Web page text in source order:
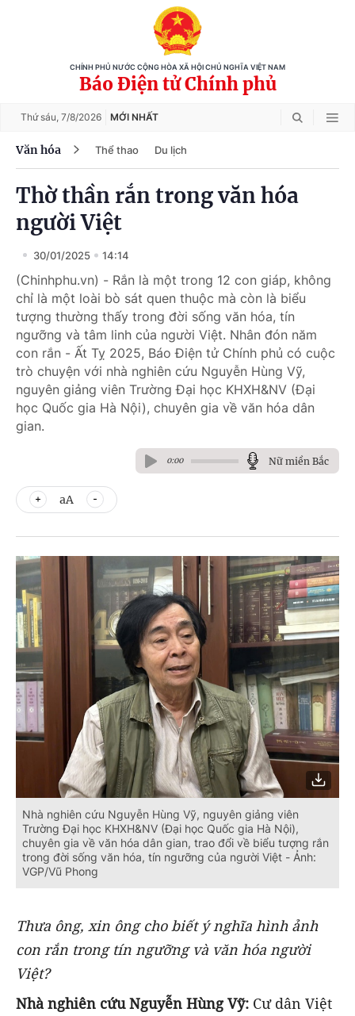
CHÍNH PHỦ NƯỚC CỘNG HÒA XÃ HỘI CHỦ NGHĨA VIỆT NAM
Báo Điện tử Chính phủ
Thứ sáu, 7/8/2026 MỚI NHẤT
Văn hóa Thể thao Du lịch
Thờ thần rắn trong văn hóa
người Việt
30/01/2025 14:14
(Chinhphu.vn) - Rắn là một trong 12 con giáp, không
chỉ là một loài bò sát quen thuộc mà còn là biểu
tượng thường thấy trong đời sống văn hóa, tín
ngưỡng và tâm linh của người Việt. Nhân đón năm
con rắn - Ất Tỵ 2025, Báo Điện tử Chính phủ có cuộc
trò chuyện với nhà nghiên cứu Nguyễn Hùng Vỹ,
nguyên giảng viên Trường Đại học KHXH&NV (Đại
học Quốc gia Hà Nội), chuyên gia về văn hóa dân
gian.
0:00 Nữ miền Bắc
aA
Nhà nghiên cứu Nguyễn Hùng Vỹ, nguyên giảng viên
Trường Đại học KHXH&NV (Đại học Quốc gia Hà Nội),
chuyên gia về văn hóa dân gian, trao đổi về biểu tượng rắn
trong đời sống văn hóa, tín ngưỡng của người Việt - Ảnh:
VGP/Vũ Phong
Thưa ông, xin ông cho biết ý nghĩa hình ảnh
con rắn trong tín ngưỡng và văn hóa người
Việt?
Nhà nghiên cứu Nguyễn Hùng Vỹ: Cư dân Việt